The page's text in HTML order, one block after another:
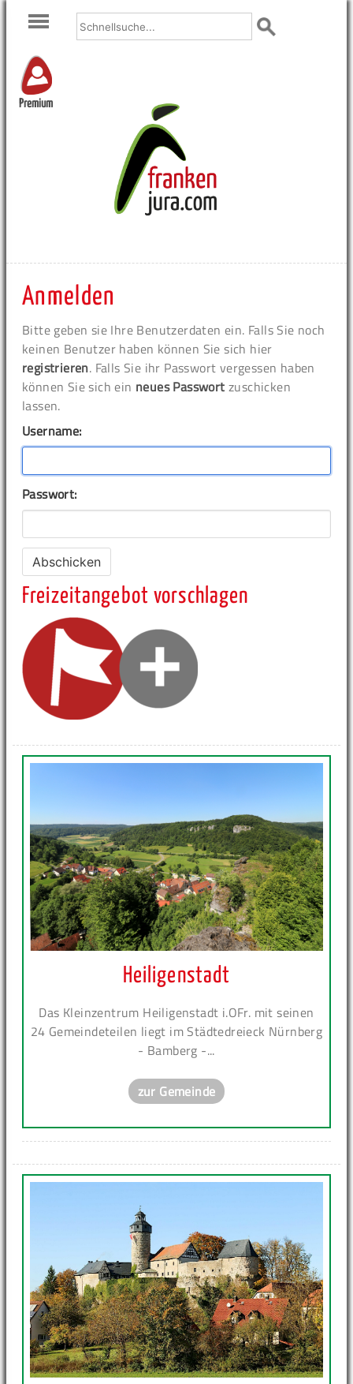
Premium
Anmelden
Bitte geben sie Ihre Benutzerdaten ein. Falls Sie noch
keinen Benutzer haben können Sie sich hier
registrieren. Falls Sie ihr Passwort vergessen haben
können Sie sich ein neues Passwort zuschicken
lassen.
Username:
Passwort:
Freizeitangebot vorschlagen
Heiligenstadt
Das Kleinzentrum Heiligenstadt i.OFr. mit seinen
24 Gemeindeteilen liegt im Städtedreieck Nürnberg
- Bamberg -...
zur Gemeinde